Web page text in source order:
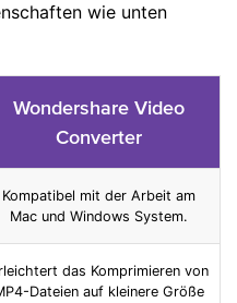
wie unten
Wondershare Video
Converter
Kompatibel mit der Arbeit am
Mac und Windows System.
das Komprimieren von
Dateien auf kleinere Größe